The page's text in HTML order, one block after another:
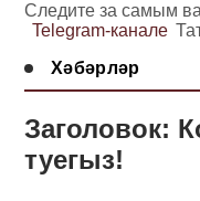
Следите за самым
Telegram-канале
Хәбәрләр
Заголовок:
туегыз!